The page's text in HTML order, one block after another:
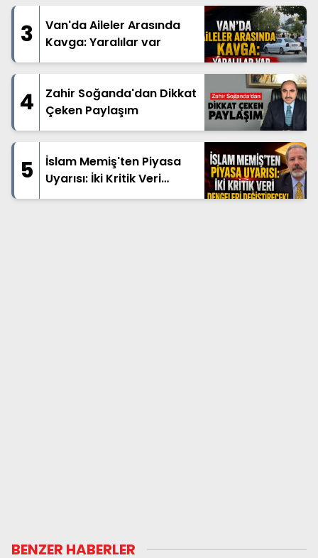
3
Van'da Aileler Arasında
Kavga: Yaralılar var
4
Zahir Soğanda'dan Dikkat
Çeken Paylaşım
5
İslam Memiş'ten Piyasa
Uyarısı: İki Kritik Veri
Dengeleri Değiştirecek!
BENZER HABERLER